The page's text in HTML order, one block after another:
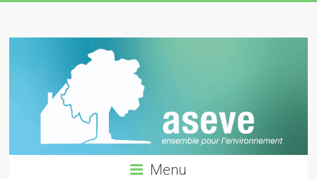
content
ASEVE
GARCHES
Menu